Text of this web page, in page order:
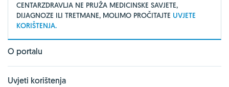
CENTARZDRAVLJA NE PRUŽA MEDICINSKE SAVJETE,
DIJAGNOZE ILI TRETMANE, MOLIMO PROČITAJTE UVJETE
KORIŠTENJA.
O portalu
Uvjeti korištenja